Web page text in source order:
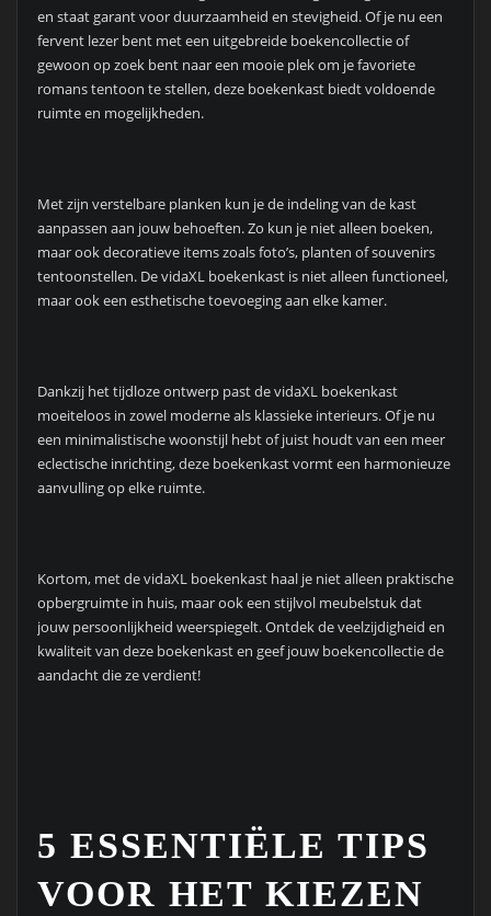
en staat garant voor duurzaamheid en stevigheid. Of je nu een
fervent lezer bent met een uitgebreide boekencollectie of
gewoon op zoek bent naar een mooie plek om je favoriete
romans tentoon te stellen, deze boekenkast biedt voldoende
ruimte en mogelijkheden.
Met zijn verstelbare planken kun je de indeling van de kast
aanpassen aan jouw behoeften. Zo kun je niet alleen boeken,
maar ook decoratieve items zoals foto’s, planten of souvenirs
tentoonstellen. De vidaXL boekenkast is niet alleen functioneel,
maar ook een esthetische toevoeging aan elke kamer.
Dankzij het tijdloze ontwerp past de vidaXL boekenkast
moeiteloos in zowel moderne als klassieke interieurs. Of je nu
een minimalistische woonstijl hebt of juist houdt van een meer
eclectische inrichting, deze boekenkast vormt een harmonieuze
aanvulling op elke ruimte.
Kortom, met de vidaXL boekenkast haal je niet alleen praktische
opbergruimte in huis, maar ook een stijlvol meubelstuk dat
jouw persoonlijkheid weerspiegelt. Ontdek de veelzijdigheid en
kwaliteit van deze boekenkast en geef jouw boekencollectie de
aandacht die ze verdient!
5 ESSENTIËLE TIPS
VOOR HET KIEZEN